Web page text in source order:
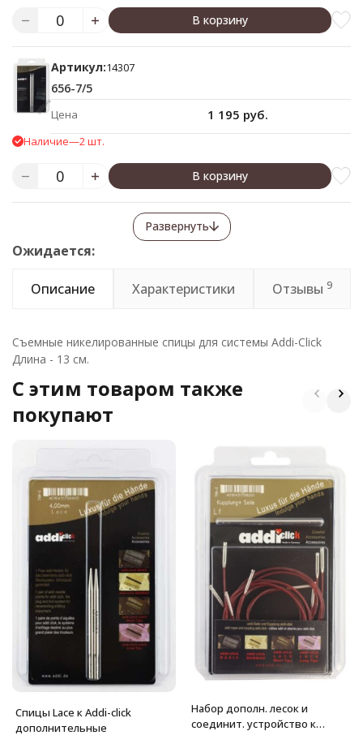
В корзину
Артикул:14307
656-7/5
Цена 1 195 руб.
Наличие—2 шт.
В корзину
Развернуть
Ожидается:
Описание Характеристики Отзывы 9
Съемные никелированные спицы для системы Addi-Click
Длина - 13 см.
C этим товаром также
покупают
Спицы Lace к Addi-click
дополнительные
Набор дополн. лесок и
соединит. устройство к